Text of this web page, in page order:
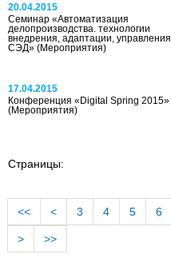
20.04.2015
Семинар «Автоматизация
делопроизводства. технологии
внедрения, адаптации, управления
СЭД» (Мероприятия)
17.04.2015
Конференция «Digital Spring 2015»
(Мероприятия)
Страницы:
<< < 3 4 5 6
> >>